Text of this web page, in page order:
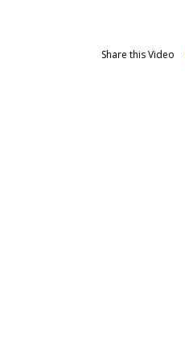
Share this Video